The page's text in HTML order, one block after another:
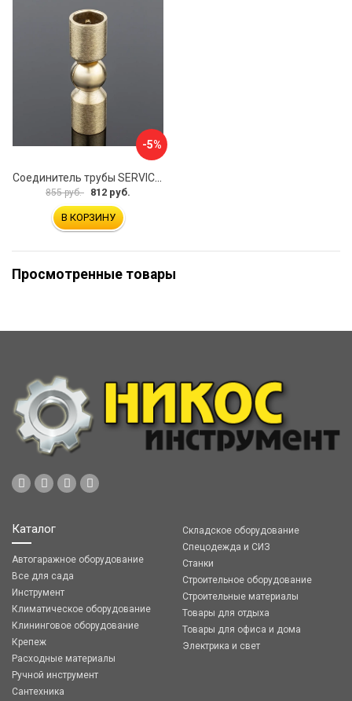
-5%
855 руб. 812 руб.
В КОРЗИНУ
Просмотренные товары
Каталог
Автогаражное оборудование
Все для сада
Инструмент
Климатическое оборудование
Клининговое оборудование
Крепеж
Расходные материалы
Ручной инструмент
Сантехника
Складское оборудование
Спецодежда и СИЗ
Станки
Строительное оборудование
Строительные материалы
Товары для отдыха
Товары для офиса и дома
Электрика и свет